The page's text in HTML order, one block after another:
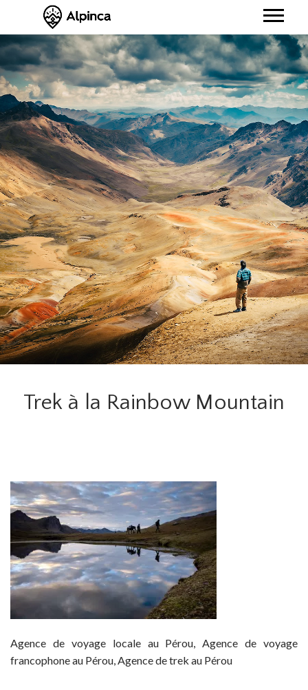
Trek à la Rainbow Mountain
Agence de voyage locale au Pérou, Agence de voyage
francophone au Pérou, Agence de trek au Pérou